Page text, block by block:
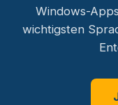
Windows-
wichtigsten